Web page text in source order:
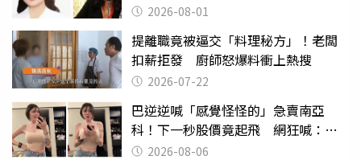
2026-08-01
提離職竟被逼交「料理秘方」！老闆
扣薪拒發 廚師怒爆料衝上熱搜
2026-07-22
巴逆逆喊「感覺怪怪的」急賣南亞
科！下一秒股價竟起飛 網狂喊：大V
天龍2026-08-06